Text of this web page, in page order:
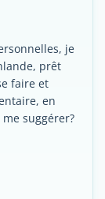
je
prêt
faire et
en
suggérer?